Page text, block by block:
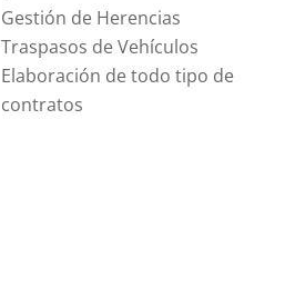
Gestión de Herencias
Traspasos de Vehículos
Elaboración de todo tipo de
contratos